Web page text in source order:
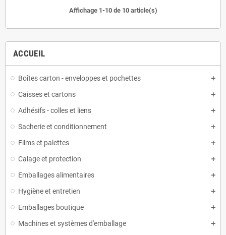
ACCUEIL
Boîtes carton - enveloppes et pochettes
Caisses et cartons
Adhésifs - colles et liens
Sacherie et conditionnement
Films et palettes
Calage et protection
Emballages alimentaires
Hygiène et entretien
Emballages boutique
Machines et systèmes d'emballage
Affichage 1-10 de 10 article(s)